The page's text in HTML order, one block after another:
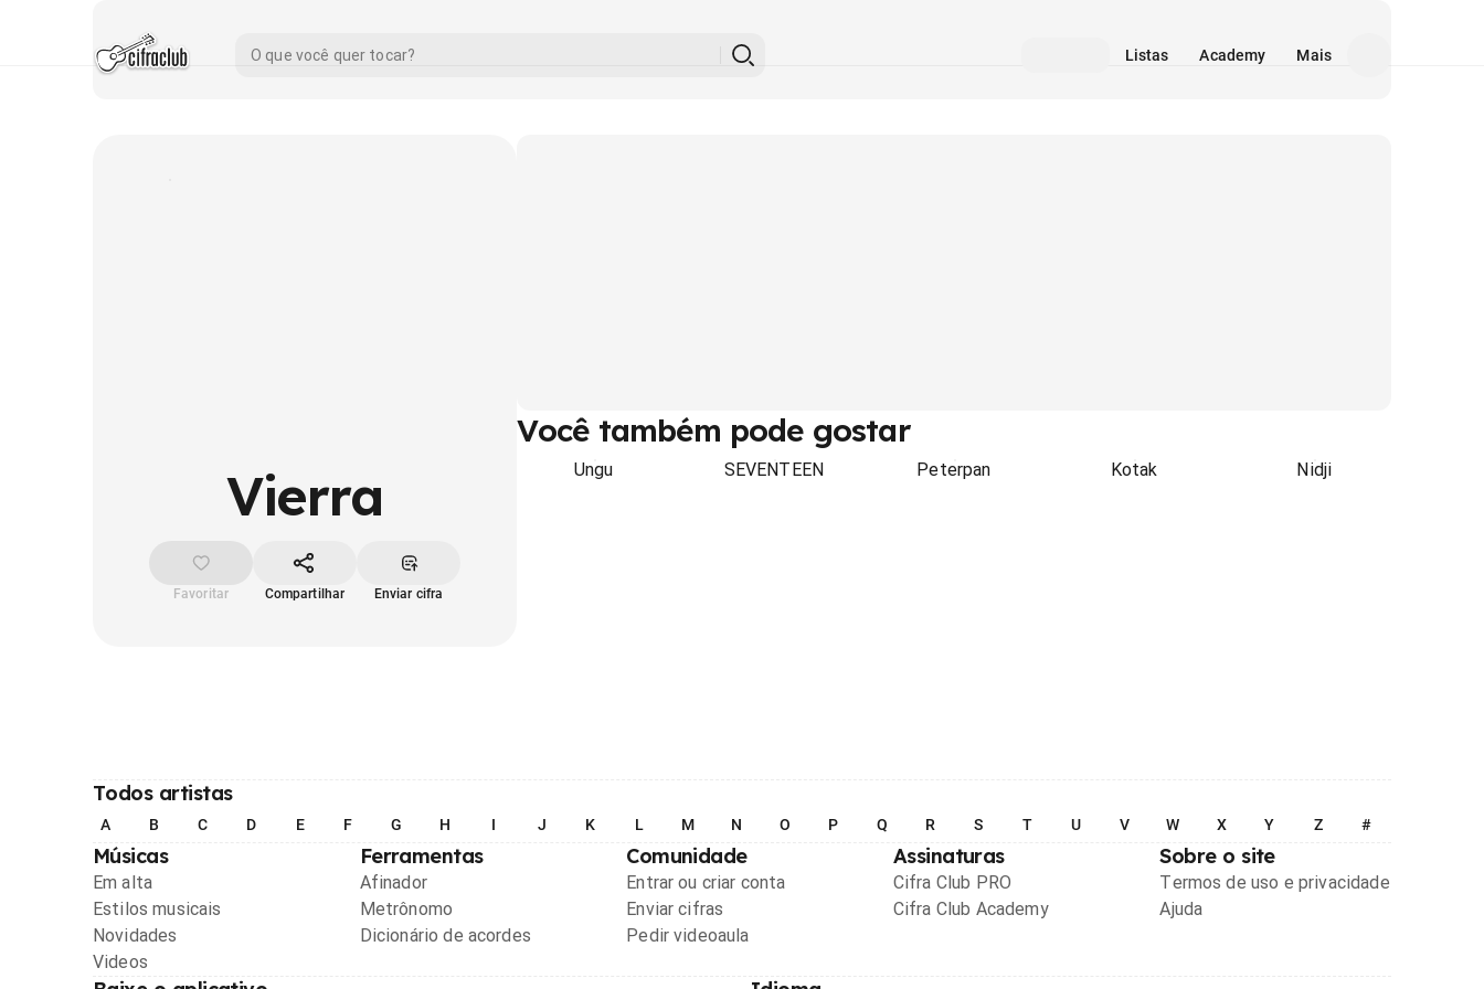
Listas Academy Mais
Vierra
Favoritar Compartilhar Enviar cifra
Você também pode gostar
Ungu SEVENTEEN Peterpan Kotak Nidji
Todos artistas
A B C D E F G H I J K L M N O P Q R S T U V W X Y Z #
Músicas
Em alta
Estilos musicais
Novidades
Videos
Ferramentas
Afinador
Metrônomo
Dicionário de acordes
Comunidade
Entrar ou criar conta
Enviar cifras
Pedir videoaula
Assinaturas
Cifra Club PRO
Cifra Club Academy
Sobre o site
Termos de uso e privacidade
Ajuda